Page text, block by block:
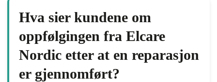
Hva sier kundene om
oppfølgingen fra Elcare
Nordic etter at en reparasjon
er gjennomført?